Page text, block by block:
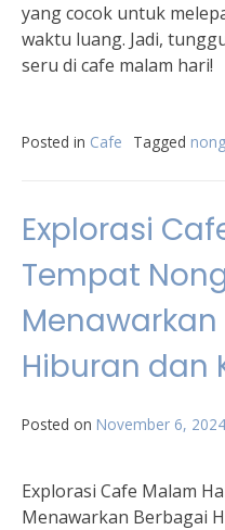
yang cocok untuk
waktu luang. Jadi,
seru di cafe malam hari!
Posted in Cafe Tagged
Explorasi
Tempat
Hiburan dan
Posted on November 6, 2024
Explorasi Cafe Malam
Menawarkan Berbagai